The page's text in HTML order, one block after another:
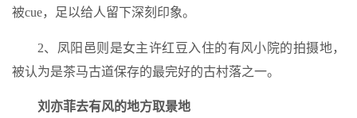
被cue，足以给人留下深刻印象。
2、凤阳邑则是女主许红豆入住的有风小院的拍摄地，
被认为是茶马古道保存的最完好的古村落之一。
刘亦菲去有风的地方取景地